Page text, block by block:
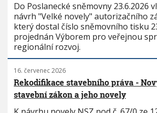
Do Poslanecké sněmovny 23.6.2026
návrh "Velké novely" autorizačního
který dostal číslo sněmovního tisku
projednán Výborem pro veřejnou
regionální rozvoj.
16. červenec 2026
Rekodifikace stavebního práva -
stavební zákon a jeho novely